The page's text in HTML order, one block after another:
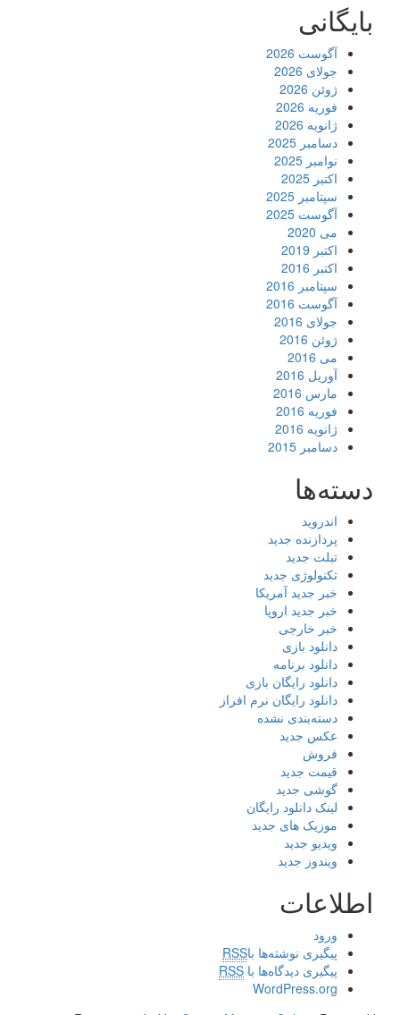
بایگانی
آگوست 2026
جولای 2026
ژوئن 2026
فوریه 2026
ژانویه 2026
دسامبر 2025
نوامبر 2025
اکتبر 2025
سپتامبر 2025
آگوست 2025
می 2020
اکتبر 2019
اکتبر 2016
سپتامبر 2016
آگوست 2016
جولای 2016
ژوئن 2016
می 2016
آوریل 2016
مارس 2016
فوریه 2016
ژانویه 2016
دسامبر 2015
دسته‌ها
اندروید
پردازنده جدید
تبلت جدید
تکنولوژی جدید
خبر جدید آمریکا
خبر جدید اروپا
خبر خارجی
دانلود بازی
دانلود برنامه
دانلود رایگان بازی
دانلود رایگان نرم افراز
دسته‌بندی نشده
عکس جدید
فروش
قیمت جدید
گوشی جدید
لینک دانلود رایگان
موزیک های جدید
ویدیو جدید
ویندوز جدید
اطلاعات
ورود
پیگیری نوشته‌ها باRSS
پیگیری دیدگاه‌ها با RSS
WordPress.org